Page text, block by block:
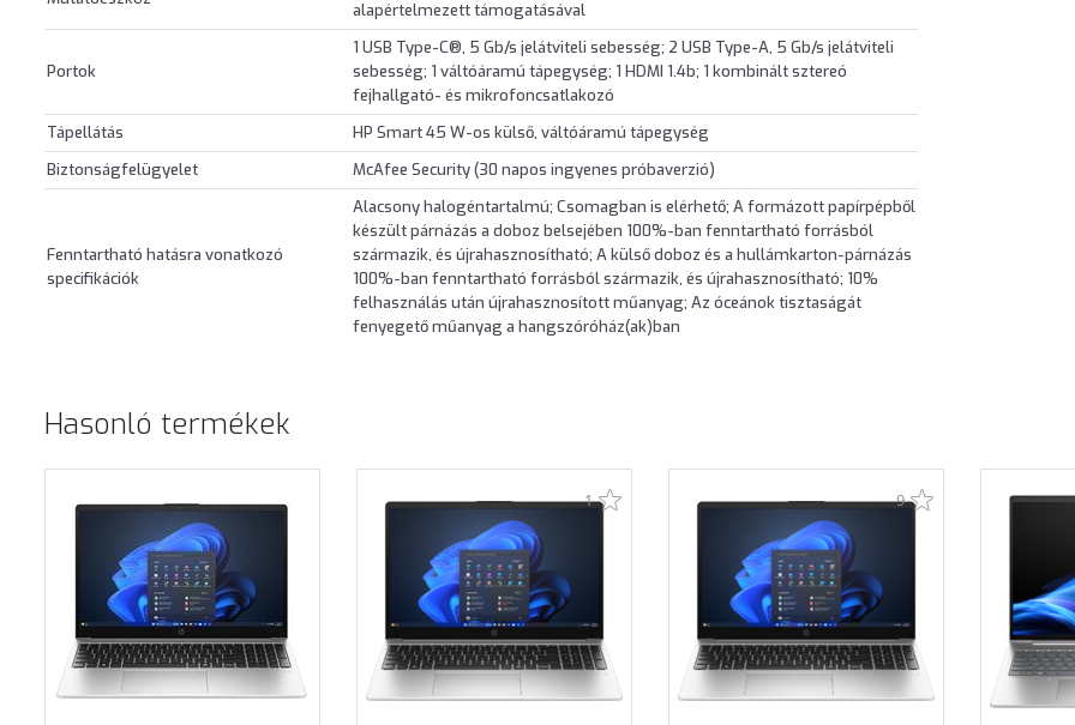
alapértelmezett támogatásával
Portok
1 USB Type-C®, 5 Gb/s jelátviteli sebesség; 2 USB Type-A, 5 Gb/s jelátviteli
sebesség; 1 váltóáramú tápegység; 1 HDMI 1.4b; 1 kombinált sztereó
fejhallgató- és mikrofoncsatlakozó
Tápellátás
HP Smart 45 W-os külső, váltóáramú tápegység
Biztonságfelügyelet
McAfee Security (30 napos ingyenes próbaverzió)
Fenntartható hatásra vonatkozó
specifikációk
Alacsony halogéntartalmú; Csomagban is elérhető; A formázott papírpépből
készült párnázás a doboz belsejében 100%-ban fenntartható forrásból
származik, és újrahasznosítható; A külső doboz és a hullámkarton-párnázás
100%-ban fenntartható forrásból származik, és újrahasznosítható; 10%
felhasználás után újrahasznosított műanyag; Az óceánok tisztaságát
fenyegető műanyag a hangszóróház(ak)ban
Hasonló termékek
1 9